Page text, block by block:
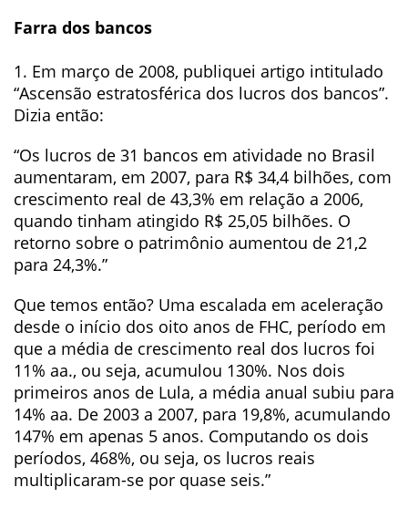
Farra dos bancos
1. Em março de 2008, publiquei artigo intitulado
“Ascensão estratosférica dos lucros dos bancos”.
Dizia então:
“Os lucros de 31 bancos em atividade no Brasil
aumentaram, em 2007, para R$ 34,4 bilhões, com
crescimento real de 43,3% em relação a 2006,
quando tinham atingido R$ 25,05 bilhões. O
retorno sobre o patrimônio aumentou de 21,2
para 24,3%.”
Que temos então? Uma escalada em aceleração
desde o início dos oito anos de FHC, período em
que a média de crescimento real dos lucros foi
11% aa., ou seja, acumulou 130%. Nos dois
primeiros anos de Lula, a média anual subiu para
14% aa. De 2003 a 2007, para 19,8%, acumulando
147% em apenas 5 anos. Computando os dois
períodos, 468%, ou seja, os lucros reais
multiplicaram-se por quase seis.”